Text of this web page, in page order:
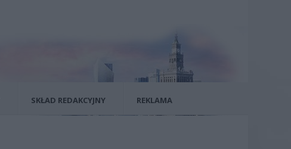
SKŁAD REDAKCYJNY REKLAMA